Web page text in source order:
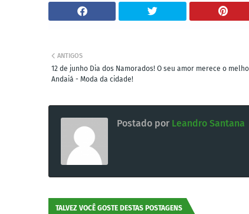
ANTIGOS
12 de junho Dia dos Namorados! O seu amor merece o
Andaiá - Moda da cidade!
Postado por Leandro Santana
TALVEZ VOCÊ GOSTE DESTAS POSTAGENS